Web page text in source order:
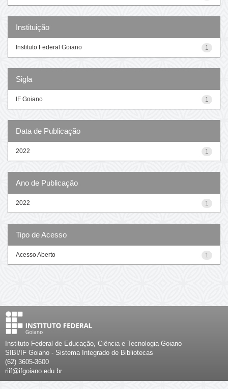
Instituição
1
Instituto Federal Goiano
Sigla
1
IF Goiano
Data de Publicação
1
2022
Ano de Publicação
1
2022
Tipo de Acesso
1
Acesso Aberto
Instituto Federal de Educação, Ciência e Tecnologia Goiano
SIBI/IF Goiano - Sistema Integrado de Bibliotecas
(62) 3605-3600
riif@ifgoiano.edu.br